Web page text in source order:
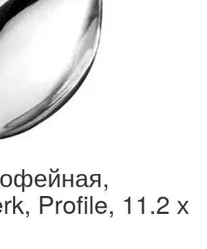
Profile, 11.2 х